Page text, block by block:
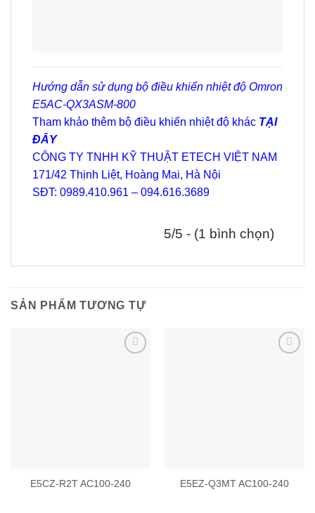
Hướng dẫn sử dụng bộ điều khiển nhiệt độ Omron
E5AC-QX3ASM-800
Tham khảo thêm bộ điều khiển nhiệt độ khác TẠI
ĐÂY
CÔNG TY TNHH KỸ THUẬT ETECH VIỆT NAM
171/42 Thịnh Liệt, Hoàng Mai, Hà Nội
SĐT: 0989.410.961 – 094.616.3689
5/5 - (1 bình chọn)
SẢN PHẨM TƯƠNG TỰ
E5CZ-R2T AC100-240 E5EZ-Q3MT AC100-240